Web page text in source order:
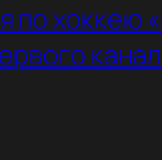
по хоккею